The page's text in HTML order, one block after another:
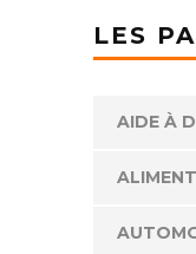
LES
AIDE À